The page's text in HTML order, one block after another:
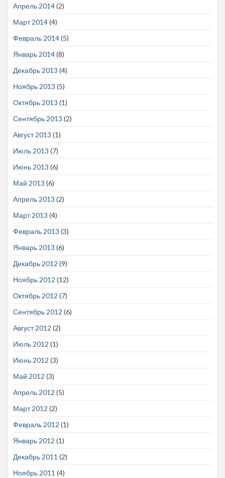
Апрель 2014(2)
Март 2014(4)
Февраль 2014(5)
Январь 2014(8)
Декабрь 2013 (4)
Ноябрь 2013 (5)
Октябрь 2013 (1)
Сентябрь 2013 (2)
Август 2013 (1)
Июль 2013 (7)
Июнь 2013 (6)
Май 2013 (6)
Апрель 2013 (2)
Март 2013 (4)
Февраль 2013 (3)
Январь 2013 (6)
Декабрь 2012 (9)
Ноябрь 2012 (12)
Октябрь 2012 (7)
Сентябрь 2012 (6)
Август 2012 (2)
Июль 2012 (1)
Июнь 2012 (3)
Май 2012 (3)
Апрель 2012 (5)
Март 2012 (2)
Февраль 2012 (1)
Январь 2012 (1)
Декабрь 2011 (2)
Ноябрь 2011 (4)